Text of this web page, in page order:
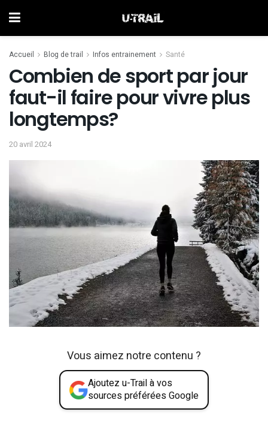
Accueil Blog de trail Infos entrainement Santé
Combien de sport par jour
faut-il faire pour vivre plus
longtemps?
20 avril 2024
Vous aimez notre contenu ?
Ajoutez u-Trail à vos
sources préférées Google